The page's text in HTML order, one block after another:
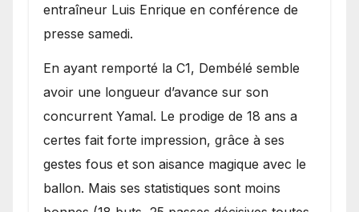
entraîneur Luis Enrique en conférence de
presse samedi.
En ayant remporté la C1, Dembélé semble
avoir une longueur d’avance sur son
concurrent Yamal. Le prodige de 18 ans a
certes fait forte impression, grâce à ses
gestes fous et son aisance magique avec le
ballon. Mais ses statistiques sont moins